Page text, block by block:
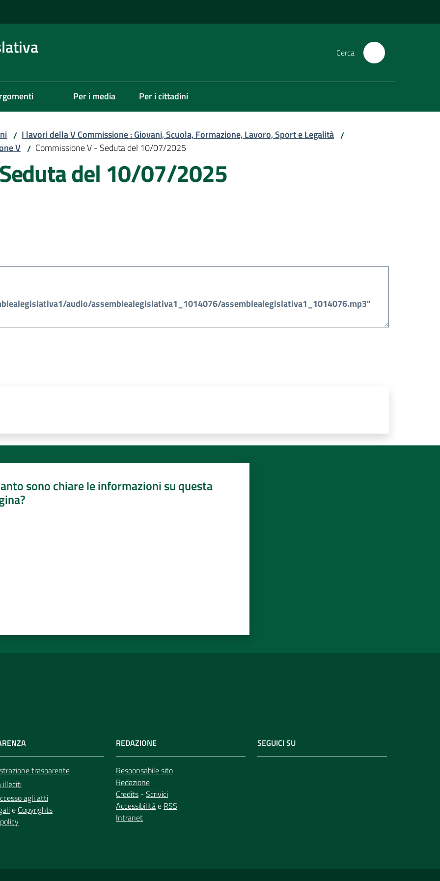
Cerca
Per i media Per i cittadini
/ I lavori della V Commissione : Giovani, Scuola, Formazione, Lavoro, Sport e Legalità /
V / Commissione V - Seduta del 10/07/2025
del 10/07/2025
sono chiare le informazioni su questa
trasparente
illeciti
agli atti
e Copyrights
REDAZIONE
Responsabile sito
Redazione
Credits - Scrivici
Accessibilitàe RSS
Intranet
SEGUICI SU